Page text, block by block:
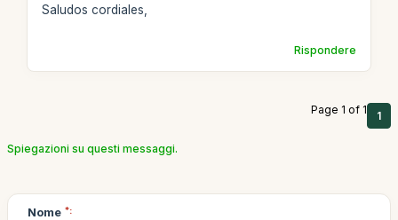
Saludos cordiales,
Rispondere
Page 1 of 1 1
Spiegazioni su questi messaggi.
Nome *: